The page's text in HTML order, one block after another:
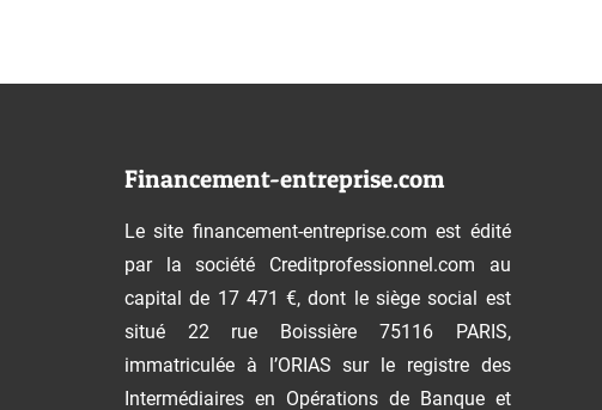
Financement-entreprise.com
Le site financement-entreprise.com est édité
par la société Creditprofessionnel.com au
capital de 17 471 €, dont le siège social est
situé 22 rue Boissière 75116 PARIS,
immatriculée à l’ORIAS sur le registre des
Intermédiaires en Opérations de Banque et